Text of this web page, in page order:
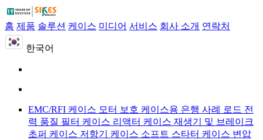
홈 제품 솔루션 케이스 미디어 서비스 회사 소개 연락처
한국어
EMC/RFI 케이스 모터 보호 케이스용 은행 사례 로드 전
력 품질 필터 케이스 리액터 케이스 재생기 및 브레이크
초퍼 케이스 저항기 케이스 소프트 스타터 케이스 변압